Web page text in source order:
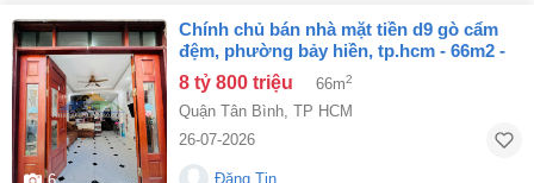
chính chủ bán nhà mặt tiền d9 gò cẩm
đệm, phường bảy hiền, tp.hcm - 66m2 -
ngang 6,15m - chỉ 8,8 tỷ
8 tỷ 800 triệu 66m2
Quận Tân Bình, TP HCM
26-07-2026
Đăng Tin